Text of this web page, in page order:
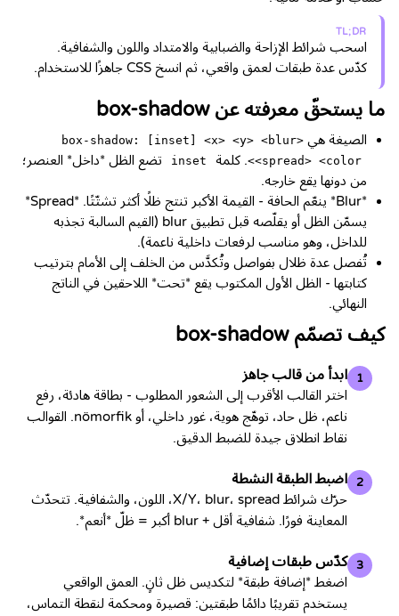
TL;DR
اسحب شرائط الإزاحة والضبابية والامتداد واللون والشفافية.
كدّس عدة طبقات لعمق واقعي، ثم انسخ CSS جاهزًا للاستخدام.
ما يستحقّ معرفته عن box-shadow
الصيغة هي box-shadow: [inset] <x> <y> <blur>
<spread> <color> . كلمة inset
تضع الظل *داخل* العنصر؛
من دونها يقع خارجه.
*Blur* ينعّم الحافة - القيمة الأكبر تنتج ظلًا أكثر تشتّتًا. *Spread*
يسمّن الظل أو يقلّصه قبل تطبيق blur (القيم السالبة تجذبه
للداخل، وهو مناسب لرفعات داخلية ناعمة).
تُفصل عدة ظلال بفواصل وتُكدَّس من الخلف إلى الأمام بترتيب
كتابتها - الظل الأول المكتوب يقع *تحت* اللاحقين في الناتج
النهائي.
كيف تصمّم box-shadow
1 ابدأ من قالب جاهز
اختر القالب الأقرب إلى الشعور المطلوب - بطاقة هادئة، رفع
ناعم، ظل حاد، توهّج هوية، غور داخلي، أو nömorfik. القوالب
نقاط انطلاق جيدة للضبط الدقيق.
2 اضبط الطبقة النشطة
حرّك شرائط X/Y، blur، spread، اللون، والشفافية. تتحدّث
المعاينة فورًا. شفافية أقل + blur أكبر = ظلّ *أنعم*.
3 كدّس طبقات إضافية
اضغط *إضافة طبقة* لتكديس ظل ثانٍ. العمق الواقعي
يستخدم تقريبًا دائمًا طبقتين: قصيرة ومحكمة لنقطة التماس،